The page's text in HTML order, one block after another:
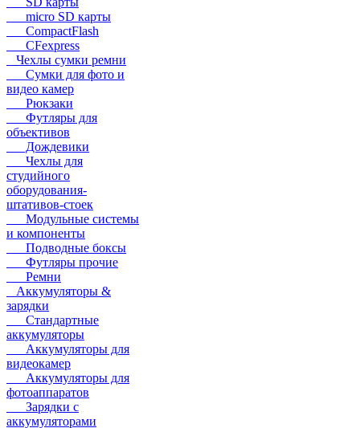
micro SD карты
CompactFlash
CFexpress
Чехлы сумки ремни
Сумки для фото и
видео камер
Рюкзаки
Футляры для
объективов
Дождевики
Чехлы для
студийного
оборудования-
штативов-стоек
Модульные системы
и компоненты
Подводные боксы
Футляры прочие
Ремни
Аккумуляторы &
зарядки
Стандартные
аккумуляторы
Аккумуляторы для
видеокамер
Аккумуляторы для
фотоаппаратов
Зарядки с
аккумуляторами